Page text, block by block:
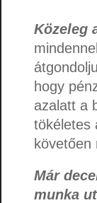
Közeleg
hogy
azalatt a
tökéletes
követően
Már
munka